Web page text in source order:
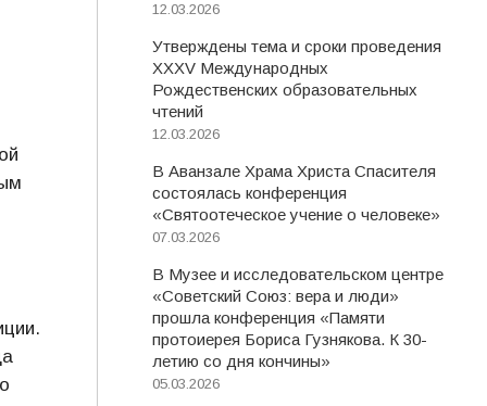
12.03.2026
Утверждены тема и сроки проведения
XXXV Международных
Рождественских образовательных
чтений
12.03.2026
В Аванзале Храма Христа Спасителя
состоялась конференция
«Святоотеческое учение о человеке»
07.03.2026
В Музее и исследовательском центре
«Советский Союз: вера и люди»
прошла конференция «Памяти
протоиерея Бориса Гузнякова. К 30-
летию со дня кончины»
05.03.2026